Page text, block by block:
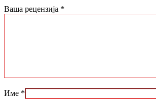
Ваша рецензија *
Име *